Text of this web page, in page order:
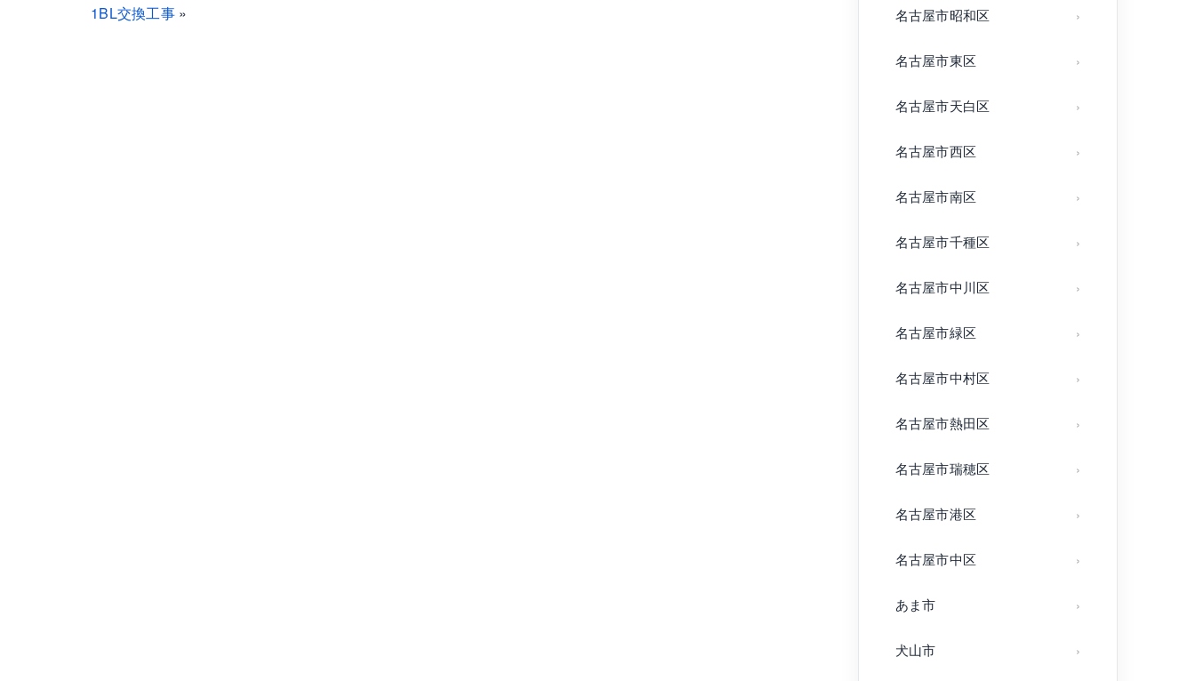
1BL交換工事» 名古屋市昭和区
名古屋市東区
名古屋市天白区
名古屋市西区
名古屋市南区
名古屋市千種区
名古屋市中川区
名古屋市緑区
名古屋市中村区
名古屋市熱田区
名古屋市瑞穂区
名古屋市港区
名古屋市中区
あま市
犬山市